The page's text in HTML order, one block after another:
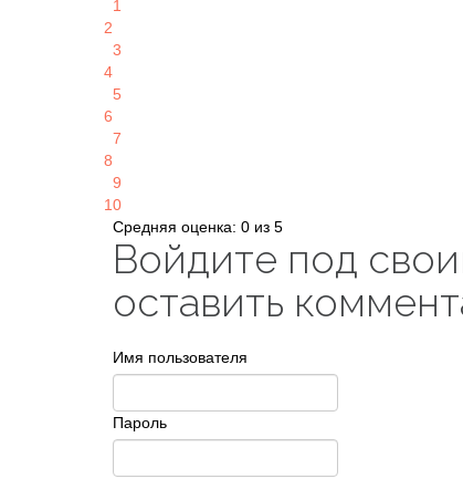
1
2
3
4
5
6
7
8
9
10
Средняя оценка: 0 из 5
Войдите под
оставить
Имя пользователя
Пароль